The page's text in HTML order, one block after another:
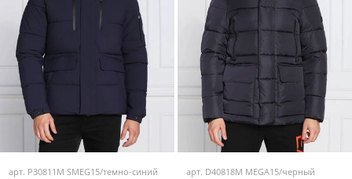
арт. P30811M SMEG15/темно-синий арт. D40818M MEGA15/черный